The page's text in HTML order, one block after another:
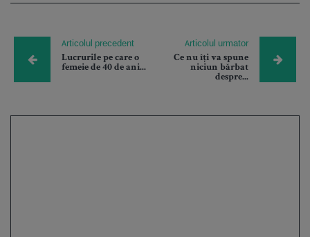
Articolul precedent
Lucrurile pe care o
femeie de 40 de ani...
Articolul urmator
Ce nu îți va spune
niciun bărbat
despre...